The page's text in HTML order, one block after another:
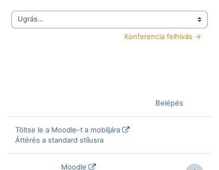
Ugrás...
Konferencia felhívás →
Belépés
Töltse le a Moodle-t a mobiljára
Áttérés a standard stílusra
Moodle